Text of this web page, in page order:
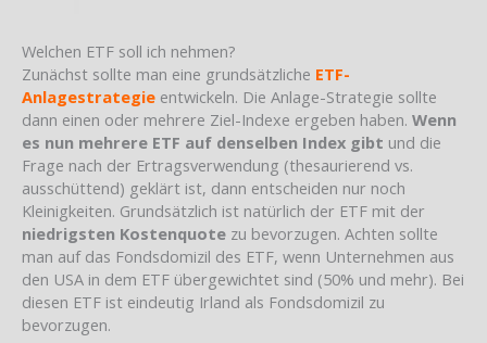
Welchen ETF soll ich nehmen?
Zunächst sollte man eine grundsätzliche ETF-
Anlagestrategie entwickeln. Die Anlage-Strategie sollte
dann einen oder mehrere Ziel-Indexe ergeben haben. Wenn
es nun mehrere ETF auf denselben Index gibt und die
Frage nach der Ertragsverwendung (thesaurierend vs.
ausschüttend) geklärt ist, dann entscheiden nur noch
Kleinigkeiten. Grundsätzlich ist natürlich der ETF mit der
niedrigsten Kostenquote zu bevorzugen. Achten sollte
man auf das Fondsdomizil des ETF, wenn Unternehmen aus
den USA in dem ETF übergewichtet sind (50% und mehr). Bei
diesen ETF ist eindeutig Irland als Fondsdomizil zu
bevorzugen.